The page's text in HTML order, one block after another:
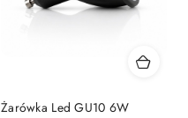
Żarówka Led GU10 6W